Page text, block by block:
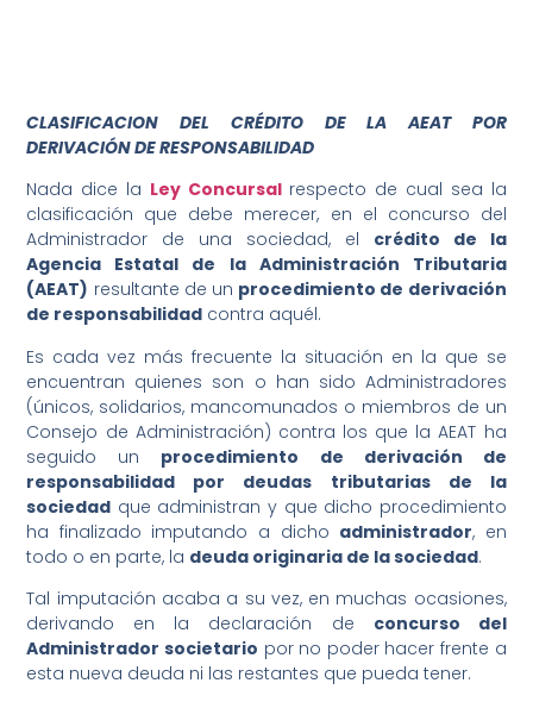
¿En qué podemos ayudarte?
CLASIFICACION DEL CRÉDITO DE LA AEAT POR
DERIVACIÓN DE RESPONSABILIDAD
Nada dice la Ley Concursalrespecto de cual sea la
clasificación que debe merecer, en el concurso del
Administrador de una sociedad, el crédito de la
Agencia Estatal de la Administración Tributaria
(AEAT) resultante de un procedimiento de derivación
de responsabilidad contra aquél.
Es cada vez más frecuente la situación en la que se
encuentran quienes son o han sido Administradores
(únicos, solidarios, mancomunados o miembros de un
Consejo de Administración) contra los que la AEAT ha
seguido un procedimiento de derivación de
responsabilidad por deudas tributarias de la
sociedad que administran y que dicho procedimiento
ha finalizado imputando a dicho administrador, en
todo o en parte, la deuda originaria de la sociedad.
Tal imputación acaba a su vez, en muchas ocasiones,
derivando en la declaración de concurso del
Administrador societario por no poder hacer frente a
esta nueva deuda ni las restantes que pueda tener.